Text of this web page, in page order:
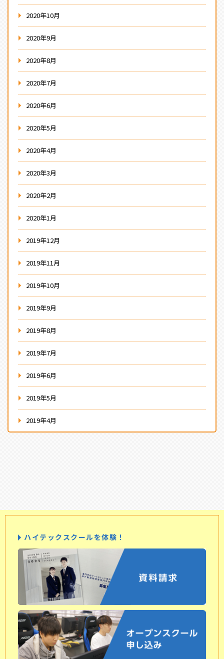
2020年10月
2020年9月
2020年8月
2020年7月
2020年6月
2020年5月
2020年4月
2020年3月
2020年2月
2020年1月
2019年12月
2019年11月
2019年10月
2019年9月
2019年8月
2019年7月
2019年6月
2019年5月
2019年4月
ハイテックスクールを体験！